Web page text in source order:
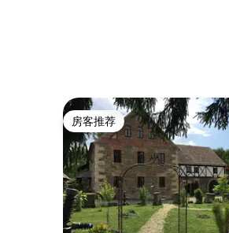
房客推荐
房客推荐